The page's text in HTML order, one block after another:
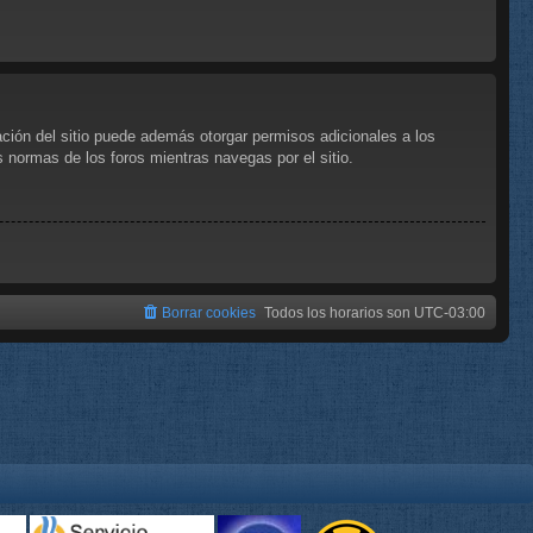
del sitio puede además otorgar permisos adicionales a los
de los foros mientras navegas por el sitio.
Todos los horarios son UTC-03:00
Borrar cookies